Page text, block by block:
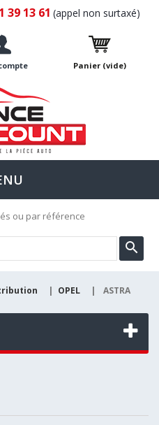
39 13 61 (appel non surtaxé)
Panier (vide)
ou par référence
| OPEL | ASTRA